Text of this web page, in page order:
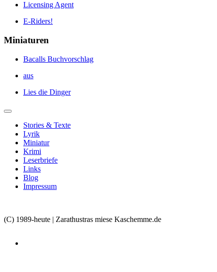
Licensing Agent
E-Riders!
Miniaturen
Bacalls Buchvorschlag
aus
Lies die Dinger
Stories & Texte
Lyrik
Miniatur
Krimi
Leserbriefe
Links
Blog
Impressum
(C) 1989-heute | Zarathustras miese Kaschemme.de